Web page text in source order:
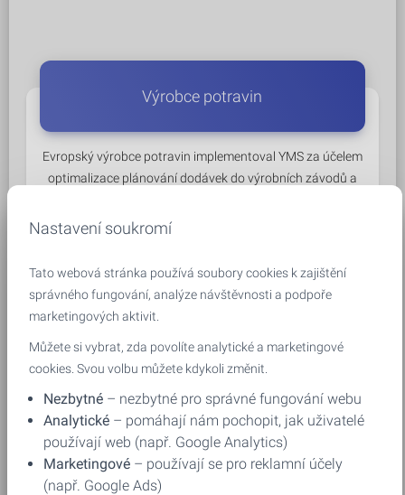
Výrobce potravin
Evropský výrobce potravin implementoval YMS za účelem
optimalizace plánování dodávek do výrobních závodů a
zlepšil kontrolu nad pohybem vozidel.
Výrobce biomasy a energetických surovin
Implementace YMS zlepšila obsluhu přeprav
energetických surovin mezi výrobními závody a
logistickými terminály. Společnost zvýšila efektivitu
nakládky a omezila prostoje přeprav.
Nastavení soukromí
Tato webová stránka používá soubory cookies k zajištění
správného fungování, analýze návštěvnosti a podpoře
marketingových aktivit.
Můžete si vybrat, zda povolíte analytické a marketingové
cookies. Svou volbu můžete kdykoli změnit.
Nezbytné – nezbytné pro správné fungování webu
Analytické – pomáhají nám pochopit, jak uživatelé
používají web (např. Google Analytics)
Marketingové – používají se pro reklamní účely
(např. Google Ads)